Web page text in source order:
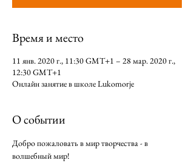
Время и место
11 янв. 2020 г., 11:30 GMT+1 – 28 мар. 2020 г.,
12:30 GMT+1
Онлайн занятие в школе Lukomorje
О событии
Добро пожаловать в мир творчества - в
волшебный мир!